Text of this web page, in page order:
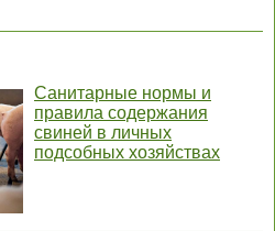
Санитарные нормы и
правила содержания
свиней в личных
подсобных хозяйствах